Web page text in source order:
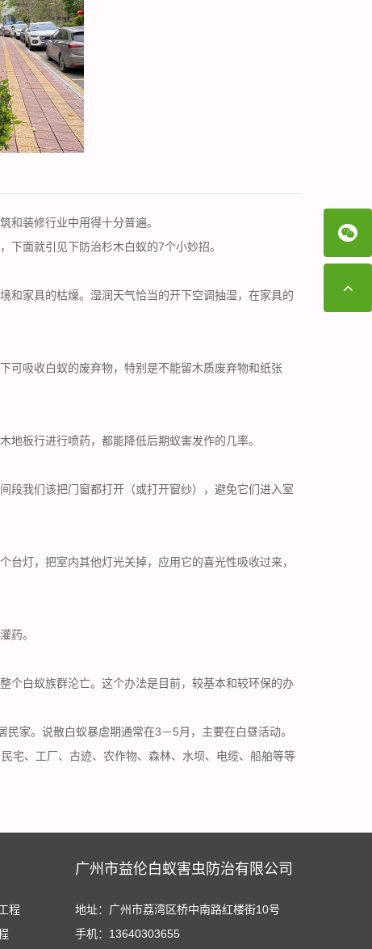
和装修行业中用得十分普遍。
下面就引见下防治杉木白蚁的7个小妙招。
和家具的枯燥。湿润天气恰当的开下空调抽湿，在家具的
可吸收白蚁的废弃物，特别是不能留木质废弃物和纸张
板行进行喷药，都能降低后期蚁害发作的几率。
段我们该把门窗都打开（或打开窗纱），避免它们进入室
灯，把室内其他灯光关掉，应用它的喜光性吸收过来，
药。
个白蚁族群沦亡。这个办法是目前，较基本和较环保的办
家。说散白蚁暴虐期通常在3－5月，主要在白昼活动。
宅、工厂、古迹、农作物、森林、水坝、电缆、船舶等等
程
广州市益伦白蚁害虫防治有限公司
地址：广州市荔湾区桥中南路红楼街10号
手机：13640303655